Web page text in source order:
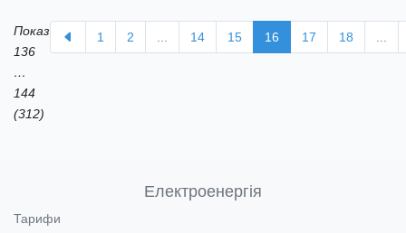
Показ
136
…
144
(312)
1 2 14 15 16 17 18
Електроенергія
Тарифи